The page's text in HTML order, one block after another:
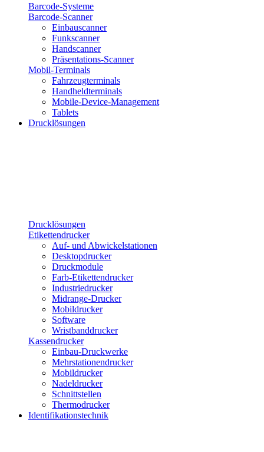
Barcode-Systeme
Barcode-Scanner
Einbauscanner
Funkscanner
Handscanner
Präsentations-Scanner
Mobil-Terminals
Fahrzeugterminals
Handheldterminals
Mobile-Device-Management
Tablets
Drucklösungen
Drucklösungen
Etikettendrucker
Auf- und Abwickelstationen
Desktopdrucker
Druckmodule
Farb-Etikettendrucker
Industriedrucker
Midrange-Drucker
Mobildrucker
Software
Wristbanddrucker
Kassendrucker
Einbau-Druckwerke
Mehrstationendrucker
Mobildrucker
Nadeldrucker
Schnittstellen
Thermodrucker
Identifikationstechnik